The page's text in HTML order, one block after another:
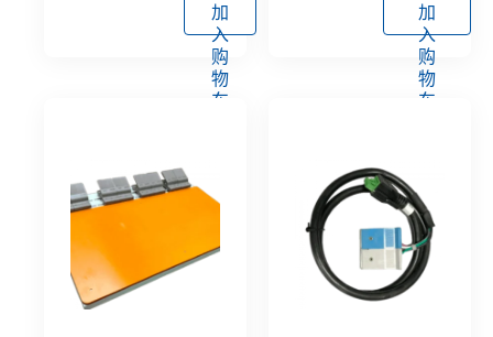
加
入
购
物
车
加
入
购
物
车